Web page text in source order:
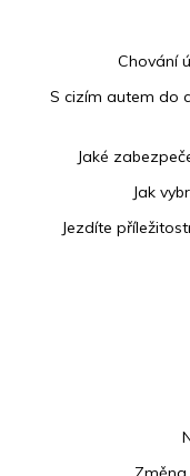
Chování
S cizím autem do
Jaké
Jak
Jezdíte